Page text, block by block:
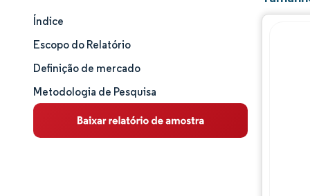
Tamanho e participação de mercado
Análise de mercado
Tendências e insights
Análise de segmentos
Índice
Escopo do Relatório
Definição de mercado
Metodologia de Pesquisa